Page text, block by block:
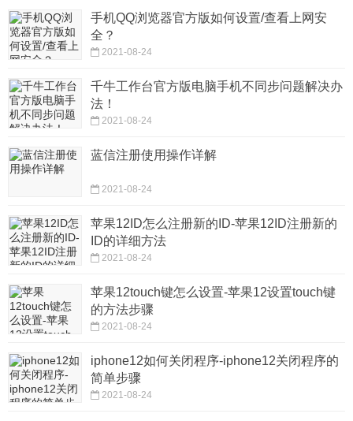
手机QQ浏览器官方版如何设置/查看上网安
全？
2021-08-24
千牛工作台官方版电脑手机不同步问题解决办
法！
2021-08-24
蓝信注册使用操作详解
2021-08-24
苹果12ID怎么注册新的ID-苹果12ID注册新的
ID的详细方法
2021-08-24
苹果12touch键怎么设置-苹果12设置touch键
的方法步骤
2021-08-24
iphone12如何关闭程序-iphone12关闭程序的
简单步骤
2021-08-24